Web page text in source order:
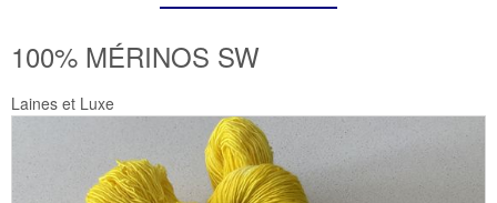
100% MÉRINOS SW
Laines et Luxe